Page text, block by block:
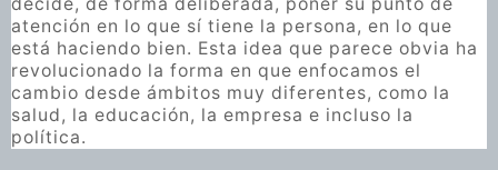
atención en lo que sí tiene la persona, en lo que
está haciendo bien. Esta idea que parece obvia ha
revolucionado la forma en que enfocamos el
cambio desde ámbitos muy diferentes, como la
salud, la educación, la empresa e incluso la
política.